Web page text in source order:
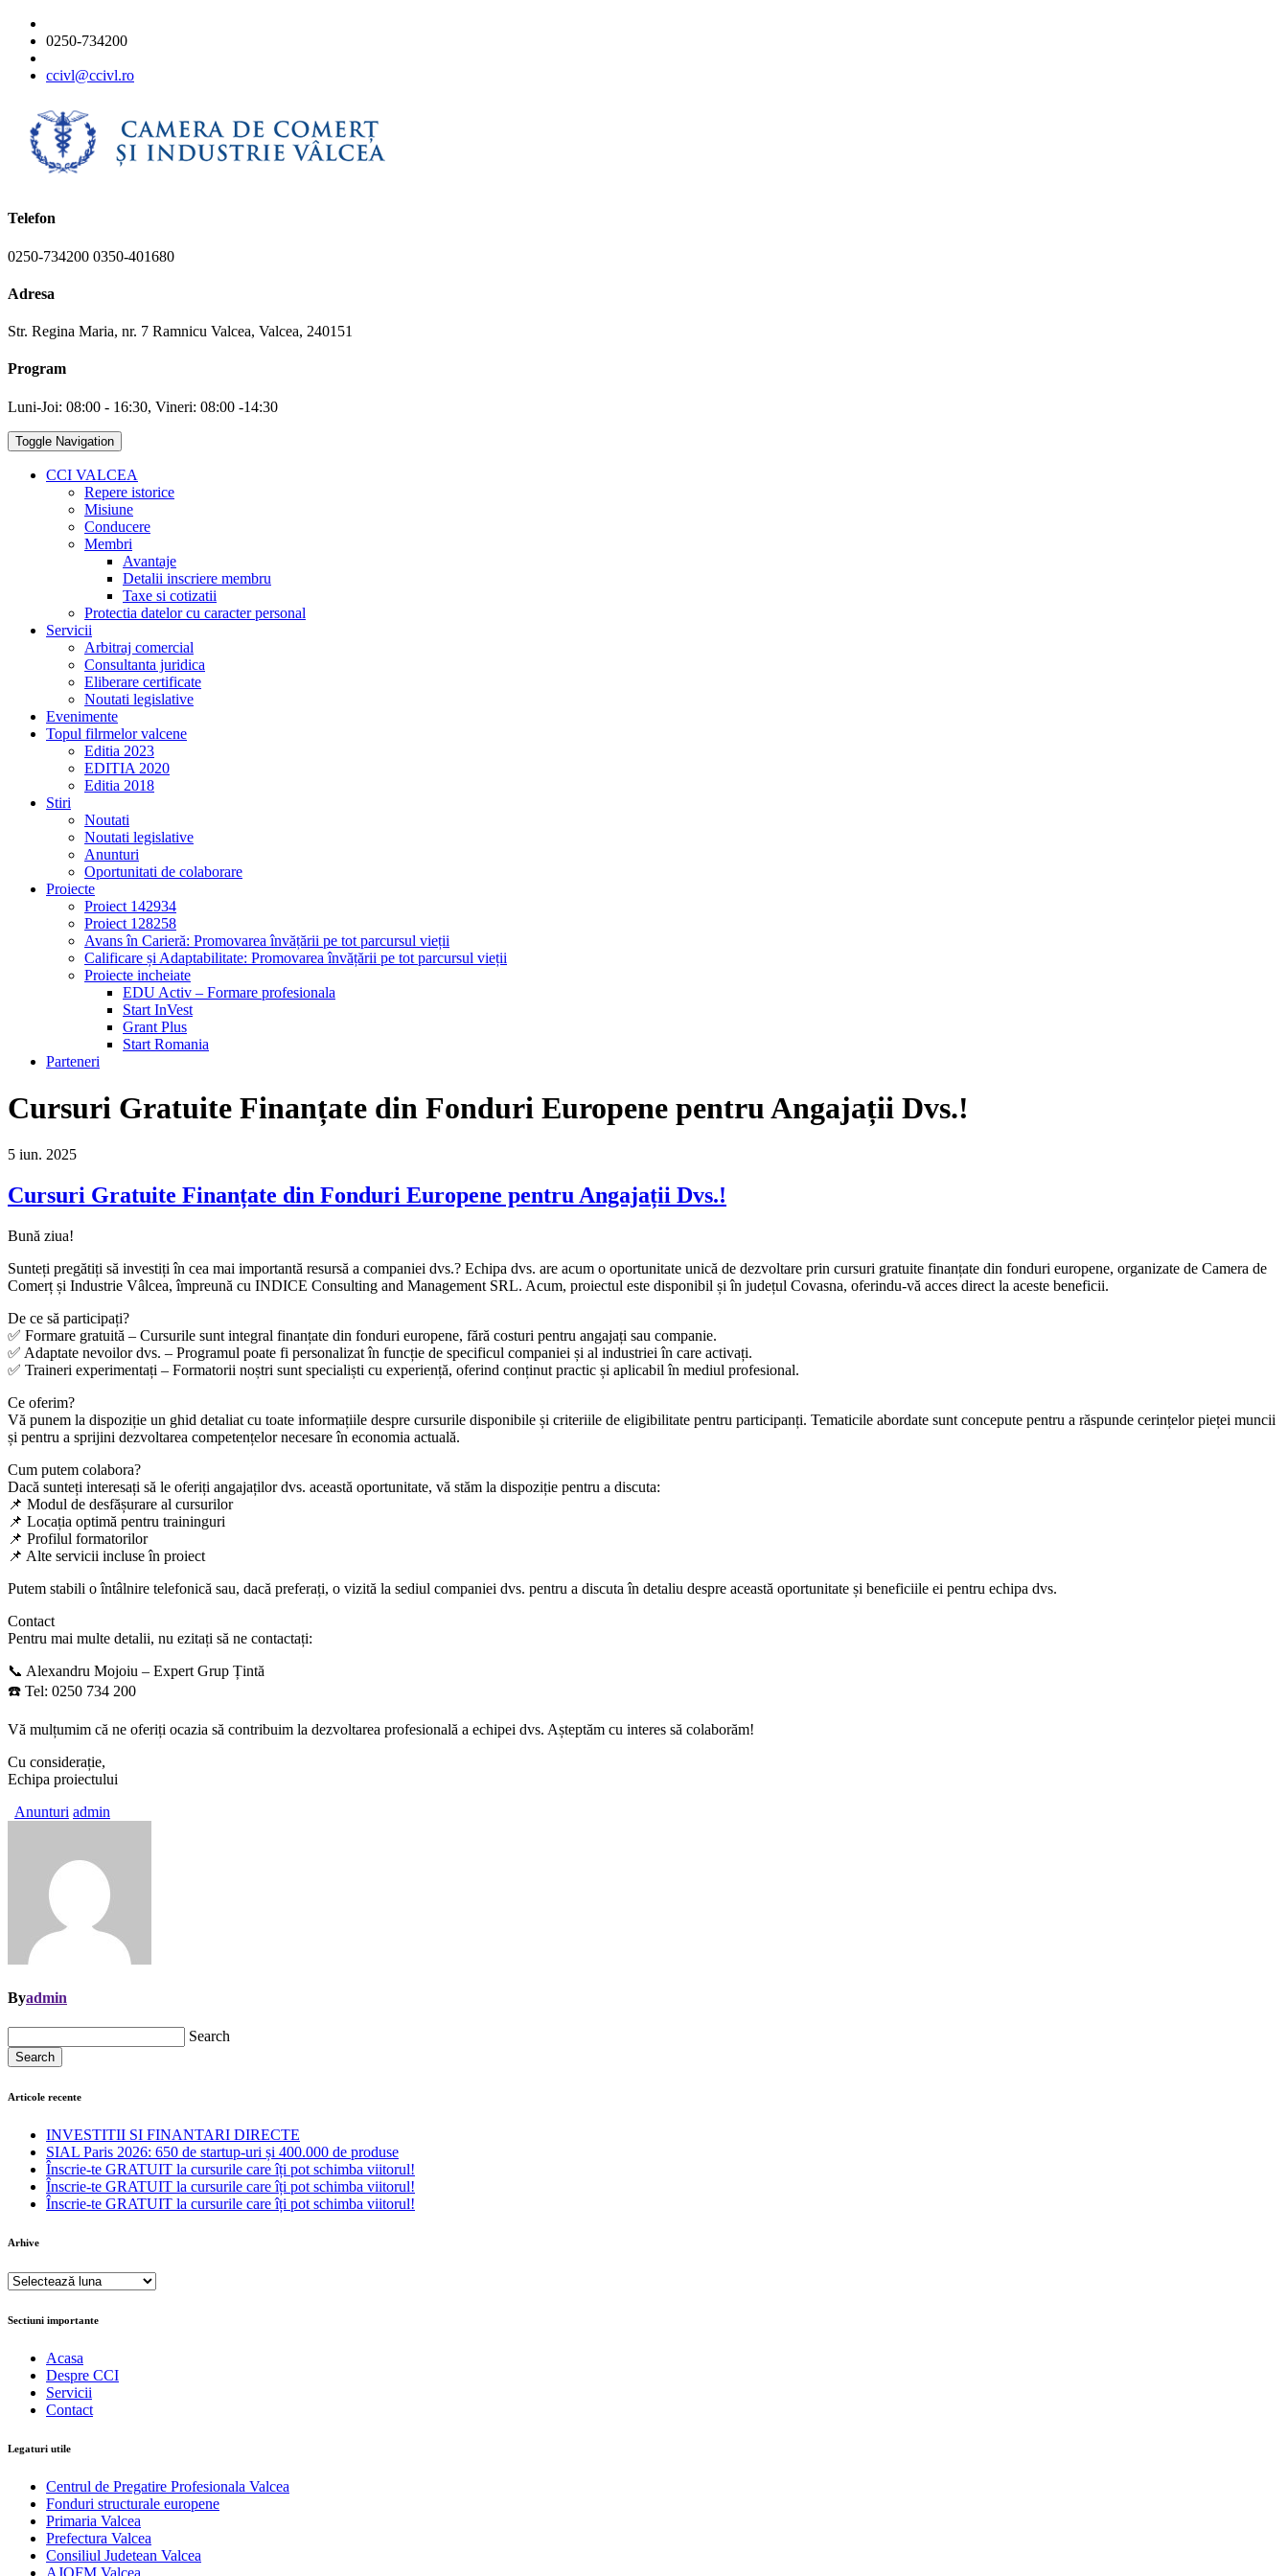
0250-734200
ccivl@ccivl.ro
Telefon
0250-734200 0350-401680
Adresa
Str. Regina Maria, nr. 7 Ramnicu Valcea, Valcea, 240151
Program
Luni-Joi: 08:00 - 16:30, Vineri: 08:00 -14:30
Toggle Navigation
CCI VALCEA
Repere istorice
Misiune
Conducere
Membri
Avantaje
Detalii inscriere membru
Taxe si cotizatii
Protectia datelor cu caracter personal
Servicii
Arbitraj comercial
Consultanta juridica
Eliberare certificate
Noutati legislative
Evenimente
Topul filrmelor valcene
Editia 2023
EDITIA 2020
Editia 2018
Stiri
Noutati
Noutati legislative
Anunturi
Oportunitati de colaborare
Proiecte
Proiect 142934
Proiect 128258
Avans în Carieră: Promovarea învățării pe tot parcursul vieții
Calificare și Adaptabilitate: Promovarea învățării pe tot parcursul vieții
Proiecte incheiate
EDU Activ – Formare profesionala
Start InVest
Grant Plus
Start Romania
Parteneri
Cursuri Gratuite Finanțate din Fonduri Europene pentru Angajații Dvs.!
5 iun. 2025
Cursuri Gratuite Finanțate din Fonduri Europene pentru Angajații Dvs.!
Bună ziua!
Sunteți pregătiți să investiți în cea mai importantă resursă a companiei dvs.? Echipa dvs. are acum o oportunitate unică de dezvoltare prin cursuri gratuite finanțate din fonduri europene, organizate de Camera de
Comerț și Industrie Vâlcea, împreună cu INDICE Consulting and Management SRL. Acum, proiectul este disponibil și în județul Covasna, oferindu-vă acces direct la aceste beneficii.
De ce să participați?
✅ Formare gratuită – Cursurile sunt integral finanțate din fonduri europene, fără costuri pentru angajați sau companie.
✅ Adaptate nevoilor dvs. – Programul poate fi personalizat în funcție de specificul companiei și al industriei în care activați.
✅ Traineri experimentați – Formatorii noștri sunt specialiști cu experiență, oferind conținut practic și aplicabil în mediul profesional.
Ce oferim?
Vă punem la dispoziție un ghid detaliat cu toate informațiile despre cursurile disponibile și criteriile de eligibilitate pentru participanți. Tematicile abordate sunt concepute pentru a răspunde cerințelor pieței muncii
și pentru a sprijini dezvoltarea competențelor necesare în economia actuală.
Cum putem colabora?
Dacă sunteți interesați să le oferiți angajaților dvs. această oportunitate, vă stăm la dispoziție pentru a discuta:
📌 Modul de desfășurare al cursurilor
📌 Locația optimă pentru traininguri
📌 Profilul formatorilor
📌 Alte servicii incluse în proiect
Putem stabili o întâlnire telefonică sau, dacă preferați, o vizită la sediul companiei dvs. pentru a discuta în detaliu despre această oportunitate și beneficiile ei pentru echipa dvs.
Contact
Pentru mai multe detalii, nu ezitați să ne contactați:
📞 Alexandru Mojoiu – Expert Grup Țintă
☎️ Tel: 0250 734 200
Vă mulțumim că ne oferiți ocazia să contribuim la dezvoltarea profesională a echipei dvs. Așteptăm cu interes să colaborăm!
Cu considerație,
Echipa proiectului
Anunturi admin
Byadmin
Search
Search
Articole recente
INVESTITII SI FINANTARI DIRECTE
SIAL Paris 2026: 650 de startup-uri și 400.000 de produse
Înscrie-te GRATUIT la cursurile care îți pot schimba viitorul!
Înscrie-te GRATUIT la cursurile care îți pot schimba viitorul!
Înscrie-te GRATUIT la cursurile care îți pot schimba viitorul!
Arhive
Arhive
Sectiuni importante
Acasa
Despre CCI
Servicii
Contact
Legaturi utile
Centrul de Pregatire Profesionala Valcea
Fonduri structurale europene
Primaria Valcea
Prefectura Valcea
Consiliul Judetean Valcea
AJOFM Valcea